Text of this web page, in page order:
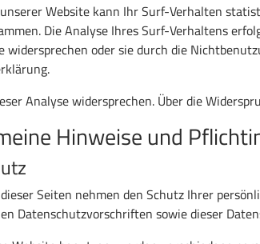
Website kann Ihr Surf-Verhalten
Die Analyse Ihres Surf-Verhaltens
widersprechen oder sie durch die
Analyse widersprechen. Über die
Hinweise und
Seiten nehmen den Schutz Ihrer
Datenschutzvorschriften sowie dieser